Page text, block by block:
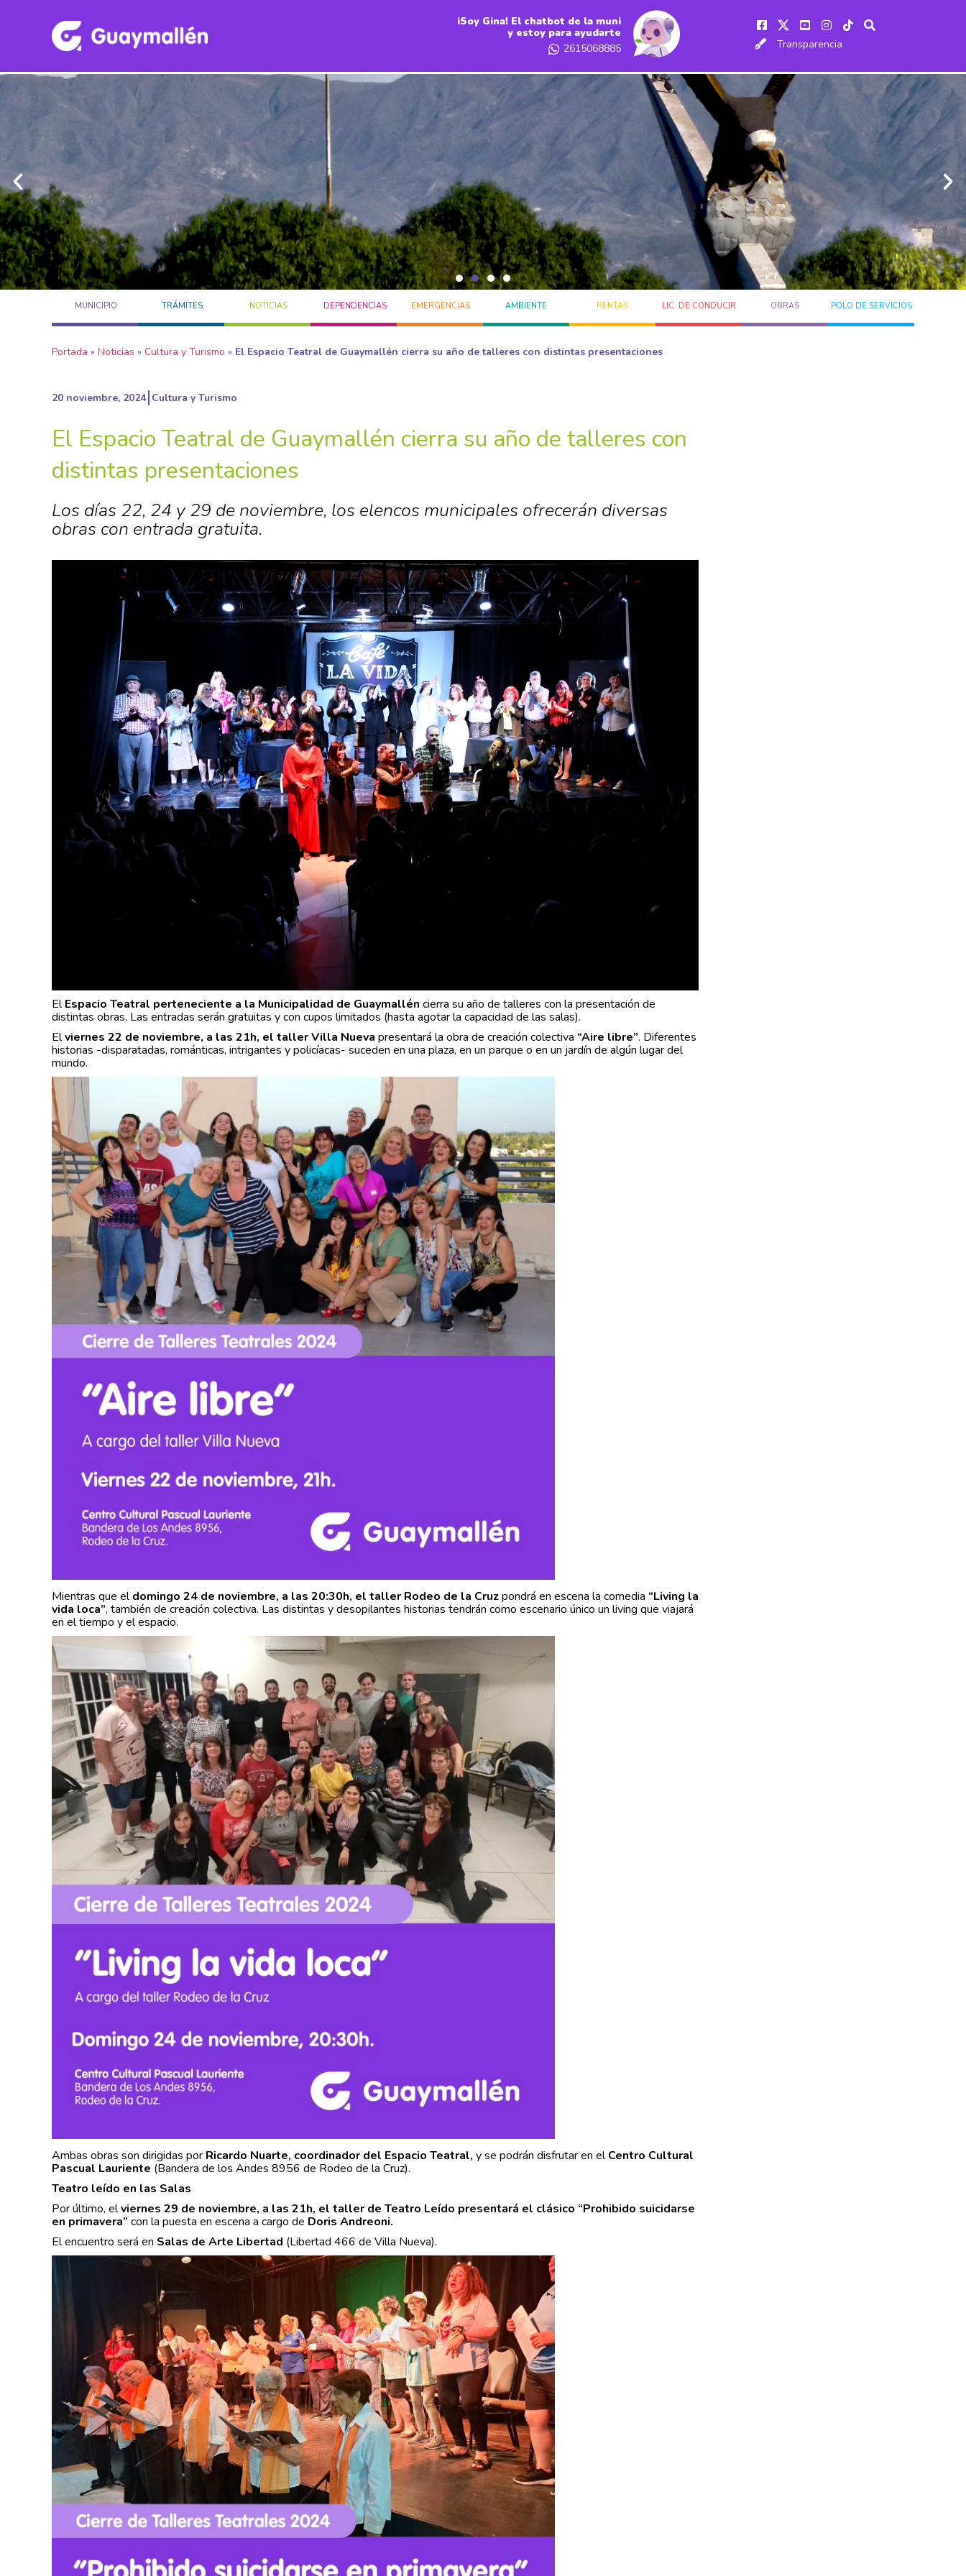
iSoy Gina! El chatbot de la muni
y estoy para ayudarte
2615068885
Transparencia
MUNICIPIO TRÁMITES NOTICIAS DEPENDENCIAS EMERGENCIAS AMBIENTE RENTAS LIC. DE CONDUCIR OBRAS POLO DE SERVICIOS
Portada » Noticias » Cultura y Turismo » El Espacio Teatral de Guaymallén cierra su año de talleres con distintas presentaciones
20 noviembre, 2024 Cultura y Turismo
El Espacio Teatral de Guaymallén cierra su año de talleres con
distintas presentaciones
Los días 22, 24 y 29 de noviembre, los elencos municipales ofrecerán diversas
obras con entrada gratuita.
ElEspacio Teatral perteneciente a la Municipalidad de Guaymallén cierra su año de talleres con la presentación de
distintas obras. Las entradas serán gratuitas y con cupos limitados (hasta agotar la capacidad de las salas).
Elviernes 22 de noviembre, a las 21h, el taller Villa Nueva presentará la obra de creación colectiva “Aire libre”. Diferentes
historias -disparatadas, románticas, intrigantes y policíacas- suceden en una plaza, en un parque o en un jardín de algún lugar del
mundo.
Mientras que eldomingo 24 de noviembre, a las 20:30h, el taller Rodeo de la Cruzpondrá en escena la comedia “Living la
vida loca”, también de creación colectiva. Las distintas y desopilantes historias tendrán como escenario único un living que viajará
en el tiempo y el espacio.
Ambas obras son dirigidas por Ricardo Nuarte, coordinador del Espacio Teatral, y se podrán disfrutar en elCentro Cultural
Pascual Lauriente (Bandera de los Andes 8956 de Rodeo de la Cruz).
Teatro leído en las Salas
Por último, elviernes 29 de noviembre, a las 21h, el taller de Teatro Leído presentará el clásico “Prohibido suicidarse
en primavera” con la puesta en escena a cargo de Doris Andreoni.
El encuentro será en Salas de Arte Libertad (Libertad 466 de Villa Nueva).